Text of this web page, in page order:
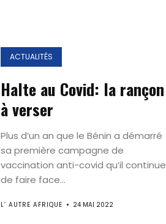
ACTUALITÉS
Halte au Covid: la rançon
à verser
Plus d’un an que le Bénin a démarré
sa première campagne de
vaccination anti-covid qu’il continue
de faire face...
L’ AUTRE AFRIQUE 24 MAI 2022